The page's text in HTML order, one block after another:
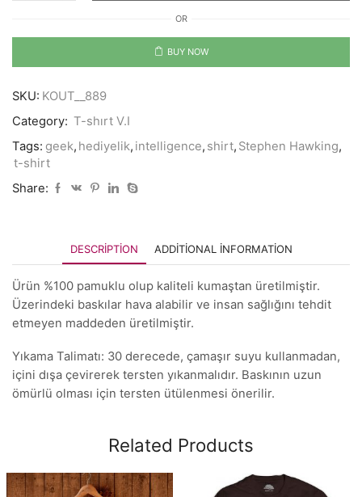
OR
BUY NOW
SKU: KOUT__889
Category: T-shırt V.I
Tags: geek, hediyelik, intelligence, shirt, Stephen Hawking,
t-shirt
Share:
DESCRIPTION ADDITIONAL INFORMATION
Ürün %100 pamuklu olup kaliteli kumaştan üretilmiştir.
Üzerindeki baskılar hava alabilir ve insan sağlığını tehdit
etmeyen maddeden üretilmiştir.
Yıkama Talimatı: 30 derecede, çamaşır suyu kullanmadan,
içini dışa çevirerek tersten yıkanmalıdır. Baskının uzun
ömürlü olması için tersten ütülenmesi önerilir.
Related Products